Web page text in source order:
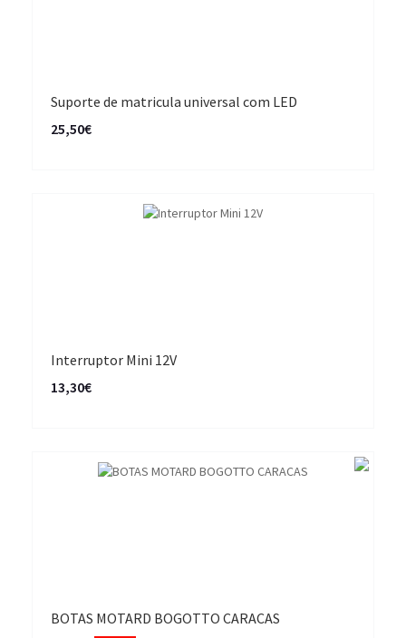
Suporte de matricula universal com LED
25,50€
Interruptor Mini 12V
13,30€
BOTAS MOTARD BOGOTTO CARACAS